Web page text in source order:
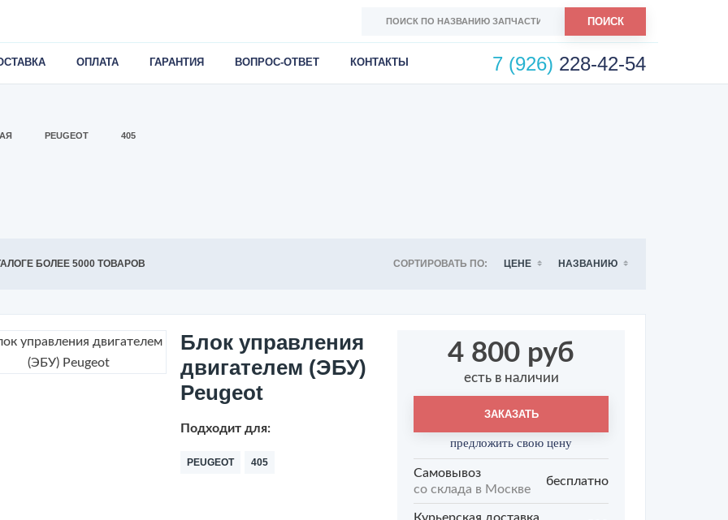
ПОИСК
ОПЛАТА ГАРАНТИЯ ВОПРОС-ОТВЕТ КОНТАКТЫ 7 (926) 228-42-54
PEUGEOT 405
БОЛЕЕ 5000 ТОВАРОВ СОРТИРОВАТЬ ПО: ЦЕНЕ НАЗВАНИЮ
Блок управления
двигателем (ЭБУ)
Peugeot
Подходит для:
PEUGEOT 405
4 800 руб
есть в наличии
ЗАКАЗАТЬ
предложить свою цену
Самовывоз
со склада в Москве
бесплатно